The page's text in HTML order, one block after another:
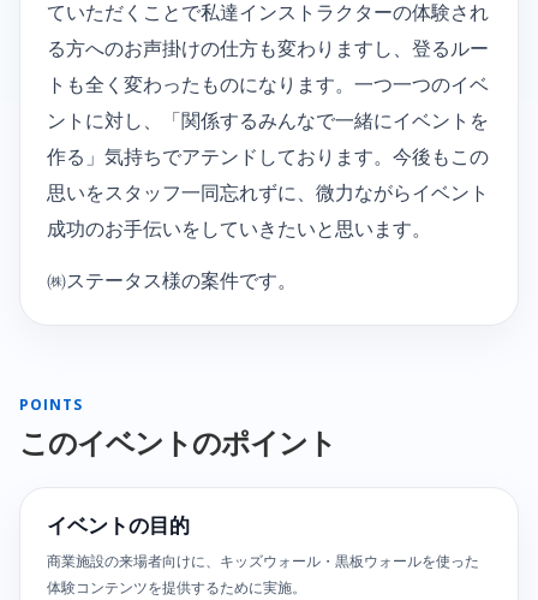
ていただくことで私達インストラクターの体験され
る方へのお声掛けの仕方も変わりますし、登るルー
トも全く変わったものになります。一つ一つのイベ
ントに対し、「関係するみんなで一緒にイベントを
作る」気持ちでアテンドしております。今後もこの
思いをスタッフ一同忘れずに、微力ながらイベント
成功のお手伝いをしていきたいと思います。
㈱ステータス様の案件です。
POINTS
このイベントのポイント
イベントの目的
商業施設の来場者向けに、キッズウォール・黒板ウォールを使った
体験コンテンツを提供するために実施。